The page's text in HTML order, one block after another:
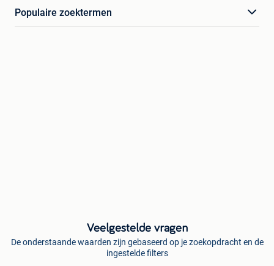
Populaire zoektermen
Veelgestelde vragen
De onderstaande waarden zijn gebaseerd op je zoekopdracht en de
ingestelde filters